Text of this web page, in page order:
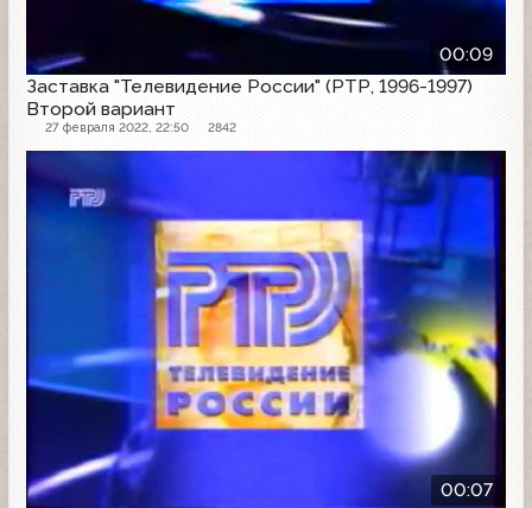
00:09
Заставка "Телевидение России" (РТР, 1996-1997)
Второй вариант
27 февраля 2022, 22:50 2842
00:07